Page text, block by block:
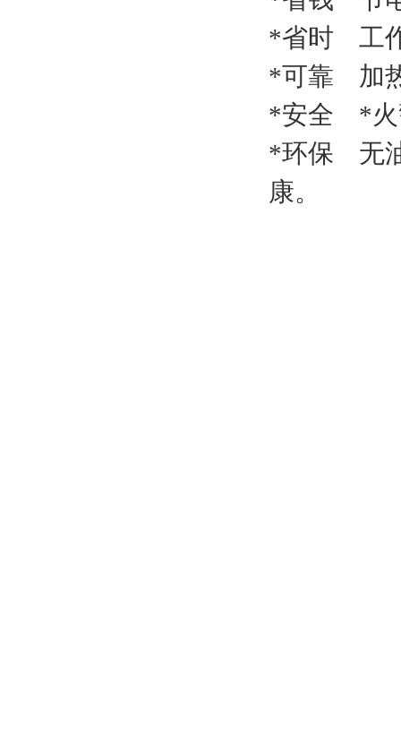
*省时 工
*可靠 加
*安全 *火
*环保 无
康。